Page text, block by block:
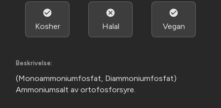
Kosher Halal Vegan
Beskrivelse:
(Monoammoniumfosfat, Diammoniumfosfat)
Ammoniumsalt av ortofosforsyre.